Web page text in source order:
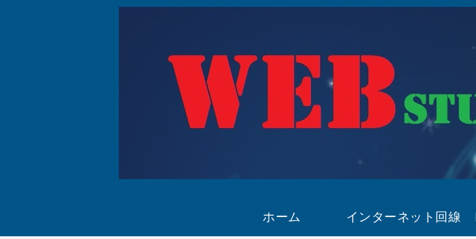
ホーム インターネット回線